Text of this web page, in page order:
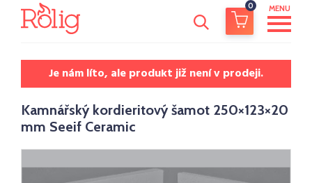
0 MENU
Je nám líto, ale produkt již není v prodeji.
Kamnářský kordieritový šamot 250×123×20
mm Seeif Ceramic